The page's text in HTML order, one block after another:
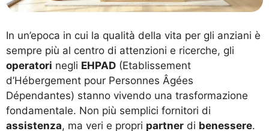
In un’epoca in cui la qualità della vita per gli anziani è
sempre più al centro di attenzioni e ricerche, gli
operatori negli EHPAD (Etablissement
d’Hébergement pour Personnes Âgées
Dépendantes) stanno vivendo una trasformazione
fondamentale. Non più semplici fornitori di
assistenza, ma veri e propri partner di benessere.